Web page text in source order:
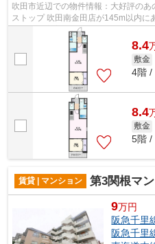
吹田市近辺での物件情報：大好評の
ストップ 吹田南金田店が145m以内に
で設備も充実した、2021年築となっ
8.4
敷金
4階 /
8.4
敷金
5階 /
賃貸 | マンション 第3関根マ
9万円
阪急千里
阪急千里